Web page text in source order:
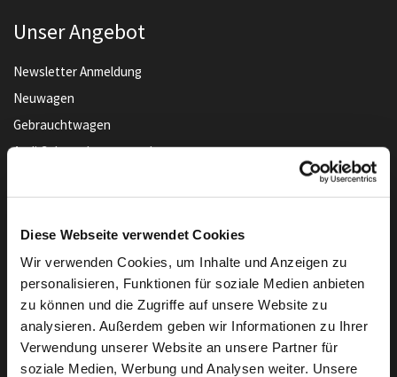
Diese Webseite verwendet Cookies
Wir verwenden Cookies, um Inhalte und Anzeigen zu
personalisieren, Funktionen für soziale Medien anbieten
zu können und die Zugriffe auf unsere Website zu
analysieren. Außerdem geben wir Informationen zu Ihrer
Verwendung unserer Website an unsere Partner für
soziale Medien, Werbung und Analysen weiter. Unsere
Unser Angebot
Newsletter Anmeldung
Neuwagen
Gebrauchtwagen
Audi Gebrauchtwagen :plus
Online-Terminbuchung
Für Geschäftskunden
Audi Business
BMW Geschäftskunden